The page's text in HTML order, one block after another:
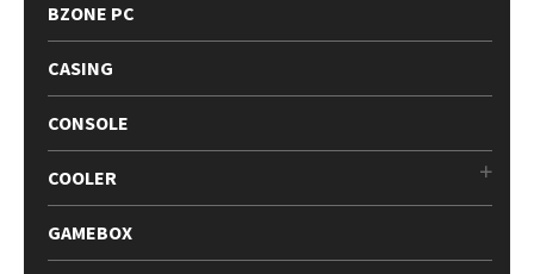
BZONE PC
CASING
CONSOLE
COOLER
GAMEBOX